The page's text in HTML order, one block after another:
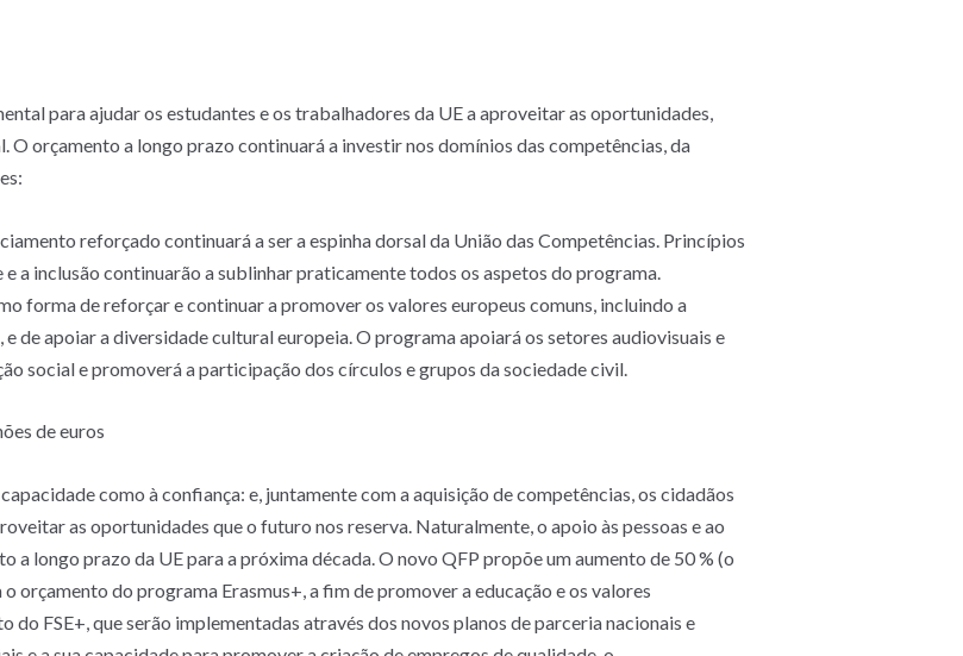
para ajudar os estudantes e os trabalhadores da UE a aproveitar as oportunidades,
orçamento a longo prazo continuará a investir nos domínios das competências, da
reforçado continuará a ser a espinha dorsal da União das Competências. Princípios
a inclusão continuarão a sublinhar praticamente todos os aspetos do programa.
forma de reforçar e continuar a promover os valores europeus comuns, incluindo a
de apoiar a diversidade cultural europeia. O programa apoiará os setores audiovisuais e
social e promoverá a participação dos círculos e grupos da sociedade civil.
de euros
como à confiança: e, juntamente com a aquisição de competências, os cidadãos
as oportunidades que o futuro nos reserva. Naturalmente, o apoio às pessoas e ao
a longo prazo da UE para a próxima década. O novo QFP propõe um aumento de 50 % (o
orçamento do programa Erasmus+, a fim de promover a educação e os valores
do FSE+, que serão implementadas através dos novos planos de parceria nacionais e